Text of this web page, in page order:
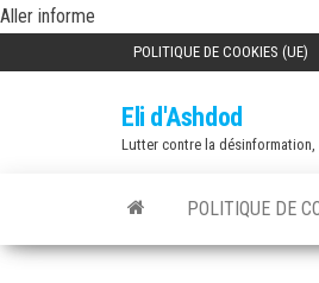
Aller informe
content
POLITIQUE DE COOKIES (UE)
Eli d'Ashdod
Lutter contre la
POLITIQUE DE